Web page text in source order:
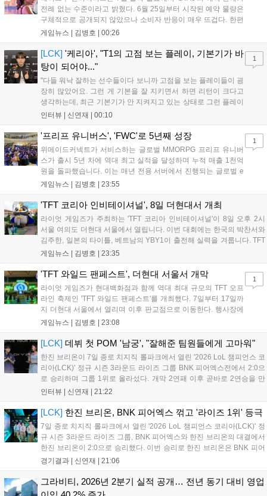
전례 없는 수준이라고 밝혔다. 6월 25일부터 시작된 예약 물량은
구체적으로 공개되지 않았으나 소비자 반응이 매우 뜨겁다. 한편
11월 19일 PS5와 Xbox 시리즈 X|S로 정식 출시될 예정이며, 록
상 'Grand Theft Auto VI: An Extended Look'을 최초 공개할 계획
이다....
게임뉴스 | 김병호 00:26
[LCK] '케리아', "T1의 고점 보는 플레이, 기본기가 바
탕이 되어야..."
"다들 워낙 잘하는 선수들이다 보니까 고점을 보는 플레이들이 굉
장히 많았어요. 그런 게 기본을 잘 지키면서 하면 리턴이 크다고
생각하는데, 최근 기본기가 안 지켜지고 있는 상태로 그런 플레이
를 추구하다 보니까 팀적으로 안 좋은 사고가 계속 많이 났던 것
LoL 챔피언스 코리아(LCK)'...
인터뷰 | 신연재 00:10
1
'프리프 유니버스', 'FWC'로 5년째 성장
위메이드커넥트가 서비스하는 글로벌 MMORPG 프리프 유니버
스가 출시 5년 차에 역대 최고 실적을 달성하며 누적 매출 1천억
원을 돌파했습니다. 이는 매년 전용 서버에서 진행되는 글로벌 e
스포츠 대회 FWC의 영향이 큽니다. FWC는 이용자가 동일한 조
은 전년 대비 매출과 이용자 지표가 대폭 상승하는 성과를 냈습니
다. 오는 10월 필리핀 마닐라에서 총상금 11만 달러 규모의 제4회
FWC 그랜드 파이널이 개최될 예정이며, 위메이드커넥트는 이를
통해 커뮤니티 중심의 장기 성장 모델을 지속할 방침입니다....
게임뉴스 | 김병호 23:55
1
'TFT 코리아 인비테이셔널', 8일 더현대서 개최
라이엇 게임즈가 주최하는 'TFT 코리아 인비테이셔널'이 8일 오후 2시
서울 여의도 더현대 서울에서 열립니다. 이번 대회에는 한국의 박찬서와
김주한, 일본의 타이틀, 베트남의 YBY1이 출전해 실력을 겨룹니다. TFT
는 소속팀 없이 개인 자격으로 참가하는 독특한 대회 구조를 가지며, 누
17일까지 이어지는 이번 행사는 신규 세트 체험과 공연 등 다양한 즐길
거리를 제공하며, 이후 현대백화점 판교점에서도 행사가 이어질 예정입
니다. 연말에는 라스베이거스 오픈이 개최됩니다....
게임뉴스 | 김병호 23:35
'TFT 와일드 팬페스트', 더현대 서울서 개막
라이엇 게임즈가 현대백화점과 함께 역대 최대 규모의 TFT 오프
라인 축제인 'TFT 와일드 팬페스트'를 개최했다. 7일부터 17일까
지 더현대 서울에서 열리며 이후 판교점으로 이동한다. 행사장에
는 체험, 스페셜, 무대 존이 마련됐으며 8일 오후 2시 인비테이셔
연 등 다채로운 일정이 준비되어 있다. 사전 예약은 조기 마감될
만큼 큰 인기를 끌고 있다....
게임뉴스 | 김병호 23:08
1
[LCK] 데뷔 첫 POM '남궁', "잘해준 팀원들에게 고마워"
한진 브리온이 7일 종로 치지직 롤파크에서 열린 '2026 LoL 챔피언스 코
리아(LCK)' 정규 시즌 3라운드 라이즈 그룹 BNK 피어엑스전에서 2:0으
로 승리하며 그룹 1위로 올라섰다. 개막 2연패 이후 곧바로 2연승을 만
들어내면서 이어질 4라운드에 대한 기대감을 올렸다. 다음은 이날 데뷔
인터뷰 | 신연재 21:22
[LCK] 한진 브리온, BNK 피어엑스 꺾고 '라이즈 1위' 등극
7일 종로 치지직 롤파크에서 열린 '2026 LoL 챔피언스 코리아(LCK)' 정
규 시즌 3라운드 라이즈 그룹, BNK 피어엑스와 한진 브리온의 대결에서
한진 브리온이 2:0으로 승리했다. 이번 승리로 한진 브리온은 BNK 피어
엑스를 제치고 라이즈 그룹 1위로 올라섰다. 1세트, 한진 브리온이 '로머'
경기결과 | 신연재 21:06
그라비티, 2026년 2분기 실적 공개… 전년 동기 대비 영업